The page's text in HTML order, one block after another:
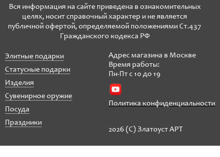
Вся информация на сайте приведена в ознакомительных
целях, носит справочный характер и не является
публичной офертой, определяемой положениями Ст.437
Гражданского кодекса РФ
Элитные подарки
Статусные подарки
Изделия
Сувенирное оружие
Посуда
Праздники
Адрес магазина в Москве
Время работы:
Пн-Пт с 10 до 19
Политика конфиденциальности
2026 (C) Златоуст АРТ